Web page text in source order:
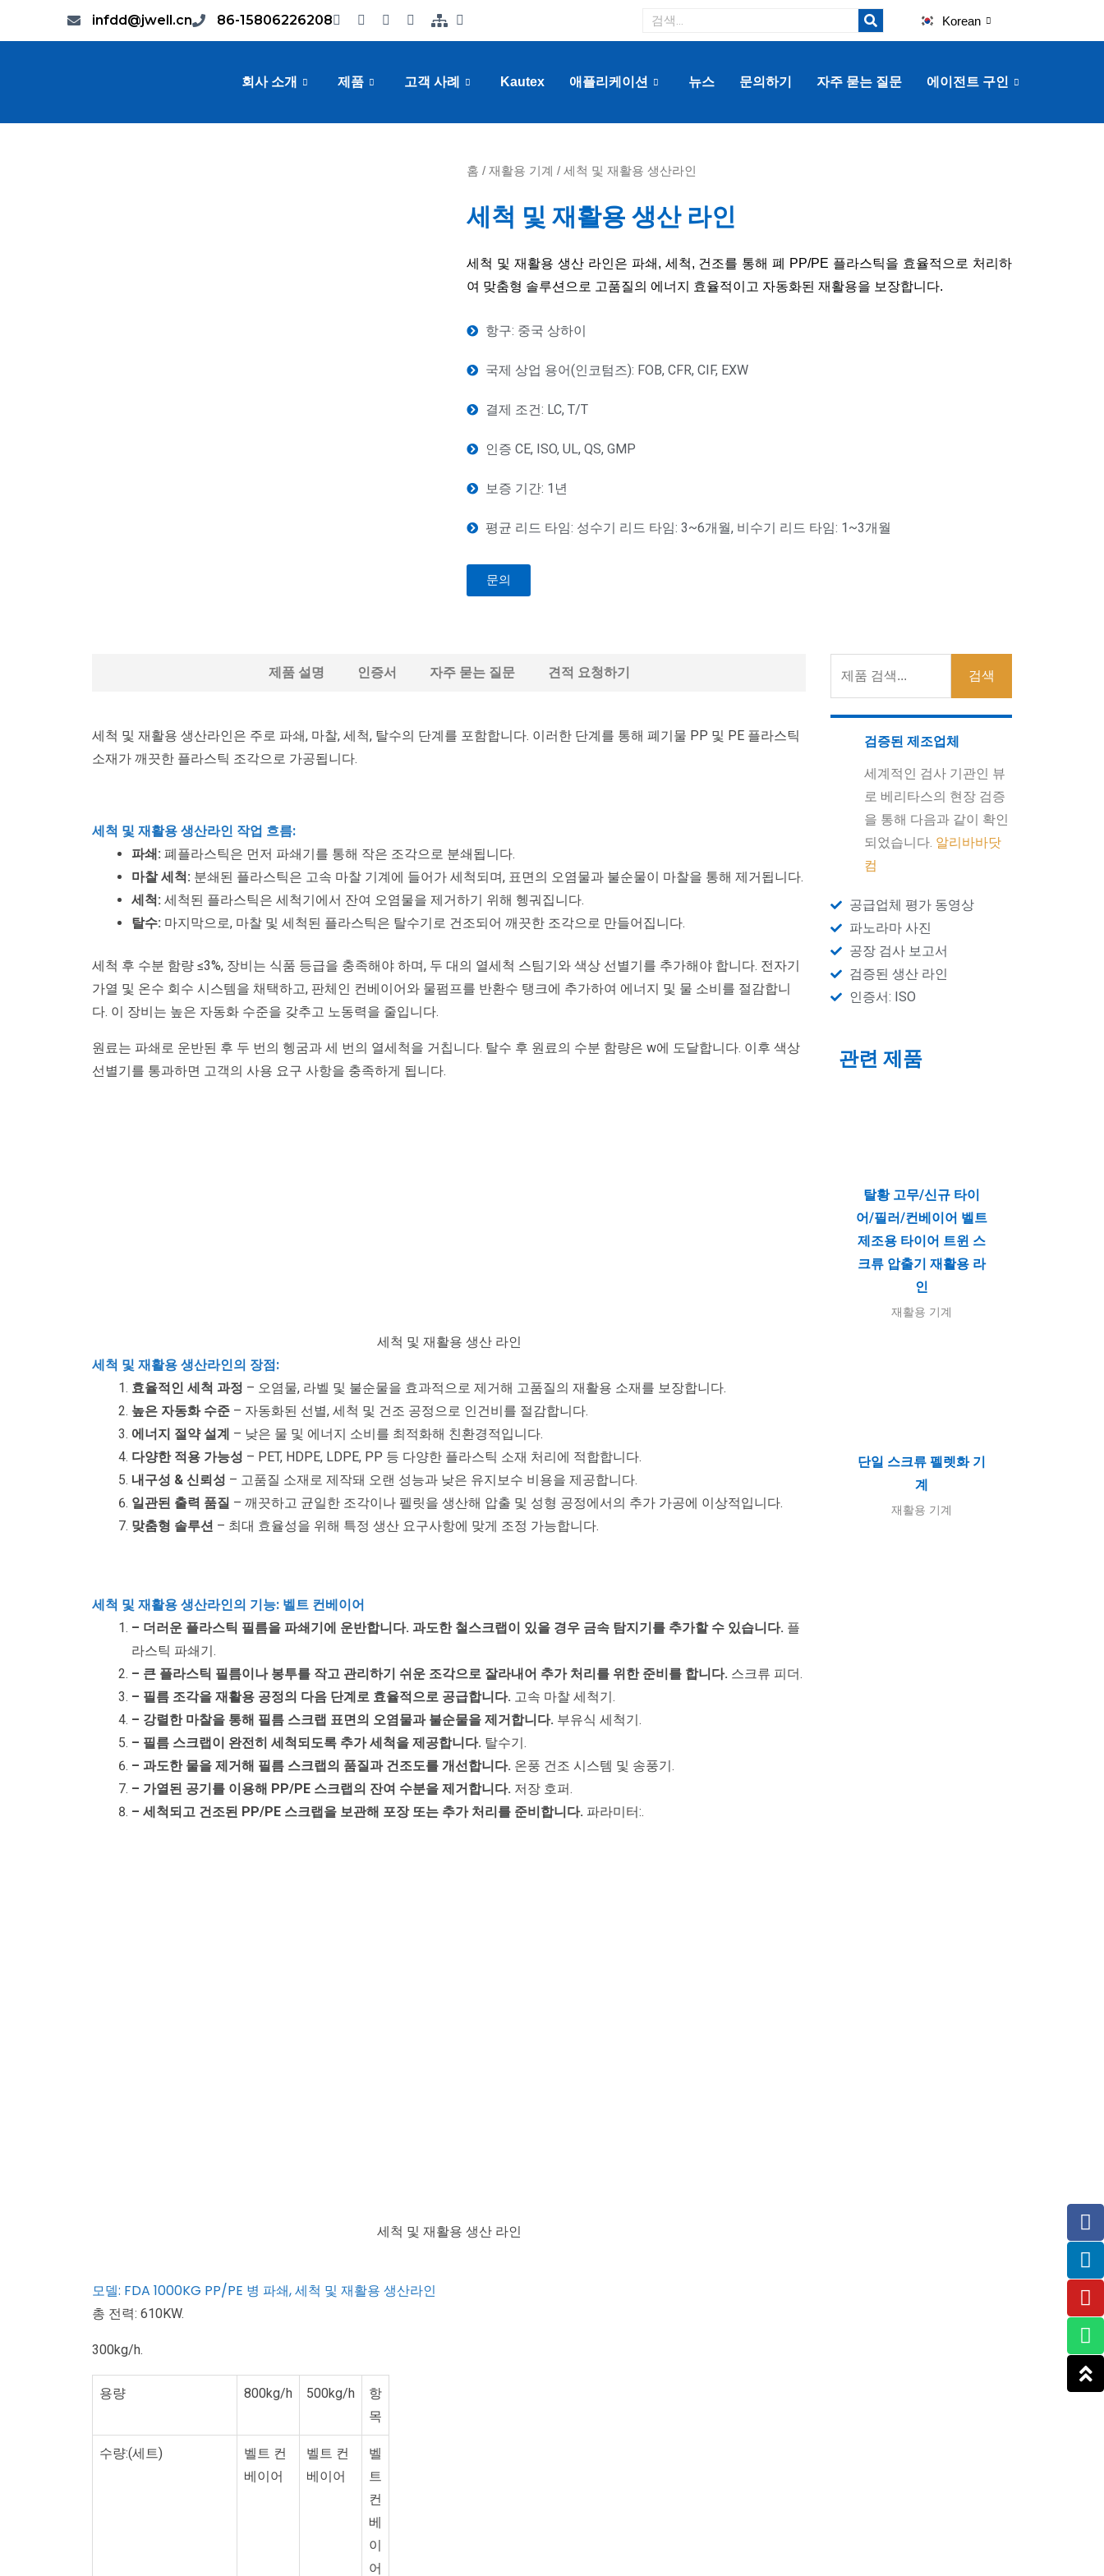
infdd@jwell.cn 86-15806226208 Korean
회사 소개 제품 고객 사례 Kautex 애플리케이션 뉴스 문의하기 자주 묻는 질문 에이전트 구인
홈 / 재활용 기계 / 세척 및 재활용 생산라인
세척 및 재활용 생산 라인
세척 및 재활용 생산 라인은 파쇄, 세척, 건조를 통해 폐 PP/PE 플라스틱을 효율적으로 처리하
여 맞춤형 솔루션으로 고품질의 에너지 효율적이고 자동화된 재활용을 보장합니다.
항구: 중국 상하이
국제 상업 용어(인코텀즈): FOB, CFR, CIF, EXW
결제 조건: LC, T/T
인증 CE, ISO, UL, QS, GMP
보증 기간: 1년
평균 리드 타임: 성수기 리드 타임: 3~6개월, 비수기 리드 타임: 1~3개월
문의
제품 설명 인증서 자주 묻는 질문 견적 요청하기
세척 및 재활용 생산라인은 주로 파쇄, 마찰, 세척, 탈수의 단계를 포함합니다. 이러한 단계를 통해 폐기물 PP 및 PE 플라스틱
소재가 깨끗한 플라스틱 조각으로 가공됩니다.
세척 및 재활용 생산라인 작업 흐름:
파쇄: 폐플라스틱은 먼저 파쇄기를 통해 작은 조각으로 분쇄됩니다.
마찰 세척: 분쇄된 플라스틱은 고속 마찰 기계에 들어가 세척되며, 표면의 오염물과 불순물이 마찰을 통해 제거됩니다.
세척: 세척된 플라스틱은 세척기에서 잔여 오염물을 제거하기 위해 헹궈집니다.
탈수: 마지막으로, 마찰 및 세척된 플라스틱은 탈수기로 건조되어 깨끗한 조각으로 만들어집니다.
세척 후 수분 함량 ≤3%, 장비는 식품 등급을 충족해야 하며, 두 대의 열세척 스팀기와 색상 선별기를 추가해야 합니다. 전자기
가열 및 온수 회수 시스템을 채택하고, 판체인 컨베이어와 물펌프를 반환수 탱크에 추가하여 에너지 및 물 소비를 절감합니
다. 이 장비는 높은 자동화 수준을 갖추고 노동력을 줄입니다.
원료는 파쇄로 운반된 후 두 번의 헹굼과 세 번의 열세척을 거칩니다. 탈수 후 원료의 수분 함량은 w에 도달합니다. 이후 색상
선별기를 통과하면 고객의 사용 요구 사항을 충족하게 됩니다.
세척 및 재활용 생산 라인
세척 및 재활용 생산라인의 장점:
효율적인 세척 과정 – 오염물, 라벨 및 불순물을 효과적으로 제거해 고품질의 재활용 소재를 보장합니다.
높은 자동화 수준 – 자동화된 선별, 세척 및 건조 공정으로 인건비를 절감합니다.
에너지 절약 설계 – 낮은 물 및 에너지 소비를 최적화해 친환경적입니다.
다양한 적용 가능성 – PET, HDPE, LDPE, PP 등 다양한 플라스틱 소재 처리에 적합합니다.
내구성 & 신뢰성 – 고품질 소재로 제작돼 오랜 성능과 낮은 유지보수 비용을 제공합니다.
일관된 출력 품질 – 깨끗하고 균일한 조각이나 펠릿을 생산해 압출 및 성형 공정에서의 추가 가공에 이상적입니다.
맞춤형 솔루션 – 최대 효율성을 위해 특정 생산 요구사항에 맞게 조정 가능합니다.
세척 및 재활용 생산라인의 기능: 벨트 컨베이어
– 더러운 플라스틱 필름을 파쇄기에 운반합니다. 과도한 철스크랩이 있을 경우 금속 탐지기를 추가할 수 있습니다. 플
라스틱 파쇄기.
– 큰 플라스틱 필름이나 봉투를 작고 관리하기 쉬운 조각으로 잘라내어 추가 처리를 위한 준비를 합니다. 스크류 피더.
– 필름 조각을 재활용 공정의 다음 단계로 효율적으로 공급합니다. 고속 마찰 세척기.
– 강렬한 마찰을 통해 필름 스크랩 표면의 오염물과 불순물을 제거합니다. 부유식 세척기.
– 필름 스크랩이 완전히 세척되도록 추가 세척을 제공합니다. 탈수기.
– 과도한 물을 제거해 필름 스크랩의 품질과 건조도를 개선합니다. 온풍 건조 시스템 및 송풍기.
– 가열된 공기를 이용해 PP/PE 스크랩의 잔여 수분을 제거합니다. 저장 호퍼.
– 세척되고 건조된 PP/PE 스크랩을 보관해 포장 또는 추가 처리를 준비합니다. 파라미터:.
세척 및 재활용 생산 라인
모델: FDA 1000KG PP/PE 병 파쇄, 세척 및 재활용 생산라인
총 전력: 610KW.
300kg/h.
용량 800kg/h 500kg/h
항
목
수량:(세트)
벨트 컨
베이어
벨트 컨
베이어
벨
트
컨
베
이
어
검색
검증된 제조업체
세계적인 검사 기관인 뷰
로 베리타스의 현장 검증
을 통해 다음과 같이 확인
되었습니다. 알리바바닷
컴
공급업체 평가 동영상
파노라마 사진
공장 검사 보고서
검증된 생산 라인
인증서: ISO
관련 제품
탈황 고무/신규 타이
어/필러/컨베이어 벨트
제조용 타이어 트윈 스
크류 압출기 재활용 라
인
재활용 기계
단일 스크류 펠렛화 기
계
재활용 기계